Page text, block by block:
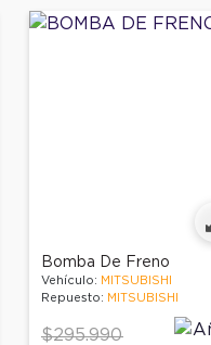
Bomba De Freno
Vehículo: MITSUBISHI
Repuesto: MITSUBISHI
Price reduced from
$295.990to